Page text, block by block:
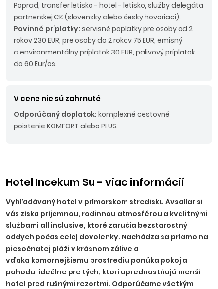
Poprad, transfer letisko - hotel - letisko, služby delegáta
partnerskej CK (slovensky alebo česky hovoriaci).
Povinné príplatky: servisné poplatky pre osoby od 2
rokov 230 EUR, pre osoby do 2 rokov 75 EUR, emisný
a environmentálny príplatok 30 EUR, palivový príplatok
do 60 Eur/os.
V cene nie sú zahrnuté
Odporúčaný doplatok: komplexné cestovné
poistenie KOMFORT alebo PLUS.
Hotel Incekum Su - viac informácií
Vyhľadávaný hotel v prímorskom stredisku Avsallar si
vás získa príjemnou, rodinnou atmosférou a kvalitnými
službami all inclusive, ktoré zaručia bezstarostný
oddych počas celej dovolenky. Nachádza sa priamo na
piesočnatej pláži v krásnom zálive a
vďaka komornejšiemu prostrediu ponúka pokoj a
pohodu, ideálne pre tých, ktorí uprednostňujú menší
hotel pred rušnými rezortmi. Odporúčame všetkým